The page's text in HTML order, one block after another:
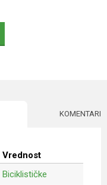
KOMENTARI
Vrednost
Biciklističke